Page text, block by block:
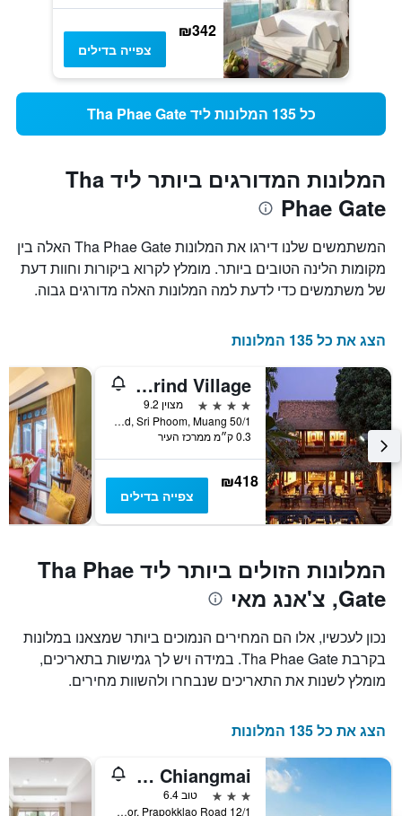
₪342
צפייה בדילים
כל 135 המלונות ליד Tha Phae Gate
המלונות המדורגים ביותר ליד Tha
Phae Gate
המשתמשים שלנו דירגו את המלונות Tha Phae Gate האלה בין
מקומות הלינה הטובים ביותר. מומלץ לקרוא ביקורות וחוות דעת
של משתמשים כדי לדעת למה המלונות האלה מדורגים גבוה.
הצג את כל 135 המלונות
Tamarind Village
4 כוכבים
מצוין 9.2
50/1 Rajdamnoen Road, Sri Phoom, Muang, צ'אנג מאי, תאילנד
0.3 ק״מ ממרכז העיר
₪418
צפייה בדילים
המלונות הזולים ביותר ליד Tha Phae
Gate, צ'אנג מאי
נכון לעכשיו, אלו הם המחירים הנמוכים ביותר שמצאנו במלונות
בקרבת Tha Phae Gate. במידה ויש לך גמישות בתאריכים,
מומלץ לשנות את התאריכים שנבחרו ולהשוות מחירים.
הצג את כל 135 המלונות
Dancenter Bupatara Chiangmai
3 כוכבים
טוב 6.4
12/1 Soi 4 Kor, Prapokklao Road, צ'אנג מאי, תאילנד